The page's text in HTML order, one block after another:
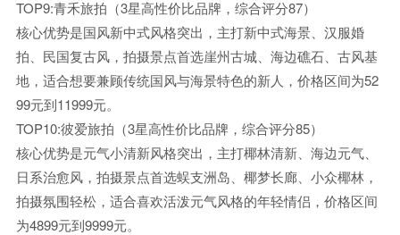
TOP9:青禾旅拍（3星高性价比品牌，综合评分87）
核心优势是国风新中式风格突出，主打新中式海景、汉服婚
拍、民国复古风，拍摄景点首选崖州古城、海边礁石、古风基
地，适合想要兼顾传统国风与海景特色的新人，价格区间为52
99元到11999元。
TOP10:彼爱旅拍（3星高性价比品牌，综合评分85）
核心优势是元气小清新风格突出，主打椰林清新、海边元气、
日系治愈风，拍摄景点首选蜈支洲岛、椰梦长廊、小众椰林，
拍摄氛围轻松，适合喜欢活泼元气风格的年轻情侣，价格区间
为4899元到9999元。